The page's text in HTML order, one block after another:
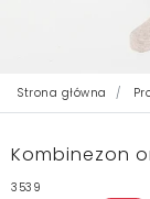
Strona główna
Kombinezon
3539